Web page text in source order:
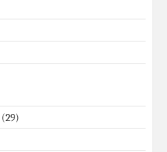
(29)